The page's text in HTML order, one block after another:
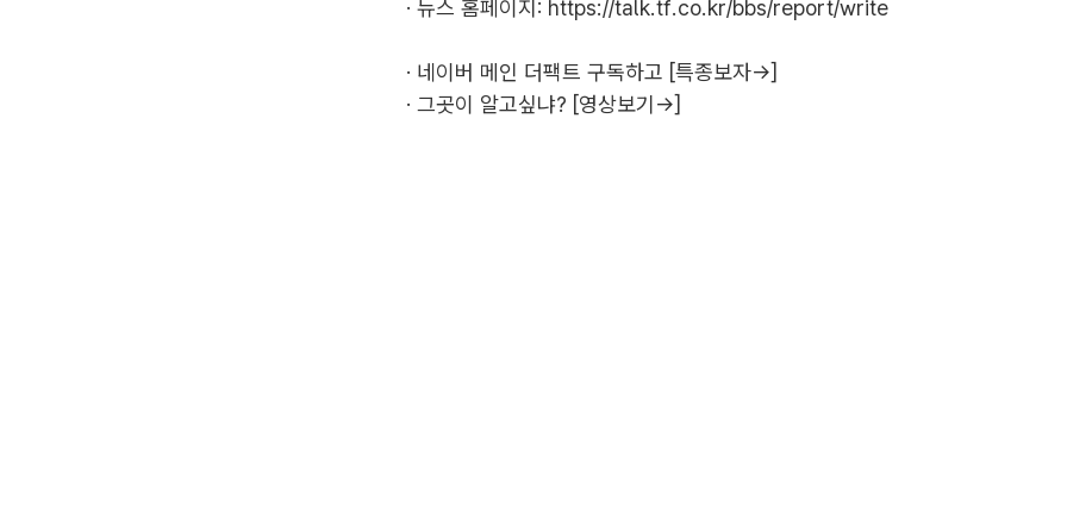
· 뉴스 홈페이지: https://talk.tf.co.kr/bbs/report/write
· 네이버 메인 더팩트 구독하고 [특종보자→]
· 그곳이 알고싶냐? [영상보기→]